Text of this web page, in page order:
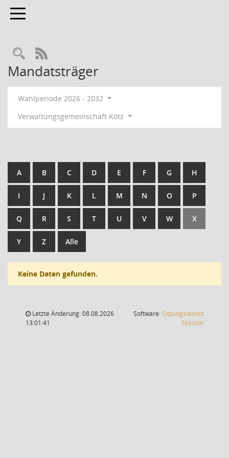
Toggle navigation
RSS-Feed
Mandatsträger
Wahlperiode 2026 - 2032
Verwaltungsgemeinschaft Kötz
A B C D E F G H
I J K L M N O P
Q R S T U V W X
Y Z Alle
Keine Daten gefunden.
Letzte Änderung: 08.08.2026
13:01:41
Software:Sitzungsdienst
Session(Wird in